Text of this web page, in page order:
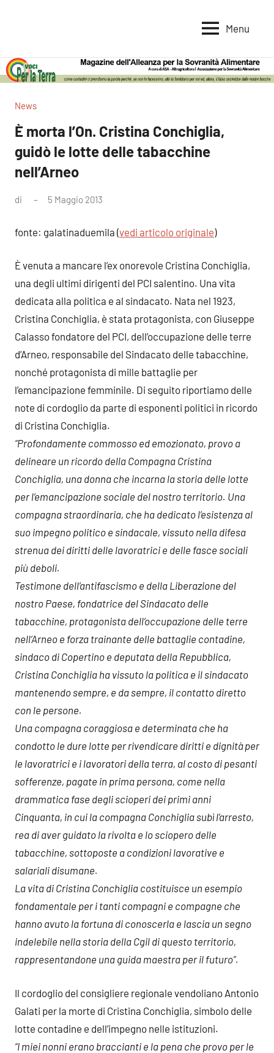
per
la
Terra
per
la
Alimentare
Menu
News
È morta l’On. Cristina Conchiglia,
guidò le lotte delle tabacchine
nell’Arneo
di 5 Maggio 2013
fonte: galatinaduemila (vedi articolo originale)
È venuta a mancare l’ex onorevole Cristina Conchiglia,
una degli ultimi dirigenti del PCI salentino. Una vita
dedicata alla politica e al sindacato. Nata nel 1923,
Cristina Conchiglia, è stata protagonista, con Giuseppe
Calasso fondatore del PCI, dell’occupazione delle terre
d’Arneo, responsabile del Sindacato delle tabacchine,
nonché protagonista di mille battaglie per
l’emancipazione femminile. Di seguito riportiamo delle
note di cordoglio da parte di esponenti politici in ricordo
di Cristina Conchiglia.
“Profondamente commosso ed emozionato, provo a
delineare un ricordo della Compagna Cristina
Conchiglia, una donna che incarna la storia delle lotte
per l’emancipazione sociale del nostro territorio. Una
compagna straordinaria, che ha dedicato l’esistenza al
suo impegno politico e sindacale, vissuto nella difesa
strenua dei diritti delle lavoratrici e delle fasce sociali
più deboli.
Testimone dell’antifascismo e della Liberazione del
nostro Paese, fondatrice del Sindacato delle
tabacchine, protagonista dell’occupazione delle terre
nell’Arneo e forza trainante delle battaglie contadine,
sindaco di Copertino e deputata della Repubblica,
Cristina Conchiglia ha vissuto la politica e il sindacato
mantenendo sempre, e da sempre, il contatto diretto
con le persone.
Una compagna coraggiosa e determinata che ha
condotto le dure lotte per rivendicare diritti e dignità per
le lavoratrici e i lavoratori della terra, al costo di pesanti
sofferenze, pagate in prima persona, come nella
drammatica fase degli scioperi dei primi anni
Cinquanta, in cui la compagna Conchiglia subì l’arresto,
rea di aver guidato la rivolta e lo sciopero delle
tabacchine, sottoposte a condizioni lavorative e
salariali disumane.
La vita di Cristina Conchiglia costituisce un esempio
fondamentale per i tanti compagni e compagne che
hanno avuto la fortuna di conoscerla e lascia un segno
indelebile nella storia della Cgil di questo territorio,
rappresentandone una guida maestra per il futuro”.
Il cordoglio del consigliere regionale vendoliano Antonio
Galati per la morte di Cristina Conchiglia, simbolo delle
lotte contadine e dell’impegno nelle istituzioni.
“I miei nonni erano braccianti e la pena che provo per le